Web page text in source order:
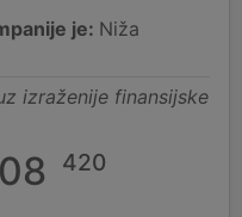
je: Niža
izraženije finansijske
420